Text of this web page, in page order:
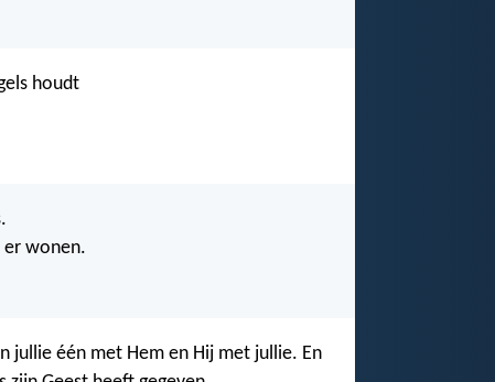
houdt
er wonen.
jullie één met Hem en Hij met jullie. En